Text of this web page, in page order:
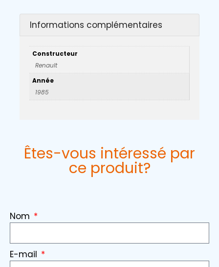
Informations complémentaires
Constructeur
Renault
Année
1985
Êtes-vous intéressé par
ce produit?
Nom
E-mail